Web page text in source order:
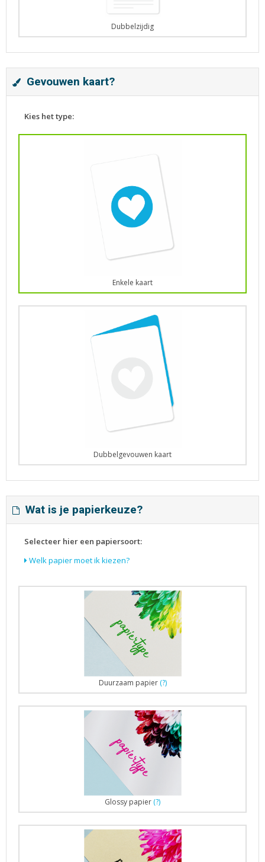
Dubbelzijdig
Gevouwen kaart?
Kies het type:
Enkele kaart
Dubbelgevouwen kaart
Wat is je papierkeuze?
Selecteer hier een papiersoort:
Welk papier moet ik kiezen?
Duurzaam papier (?)
Glossy papier (?)